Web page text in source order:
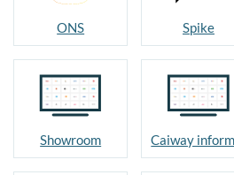
ONS Spike
Showroom